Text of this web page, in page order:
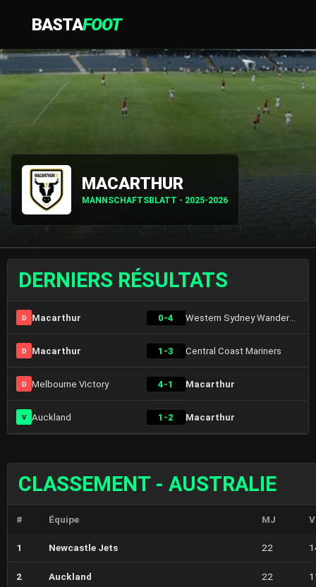
BASTAFOOT
MACARTHUR
MANNSCHAFTSBLATT - 2025-2026
DERNIERS RÉSULTATS
D Macarthur 0-4 Western Sydney Wanderers
D Macarthur 1-3 Central Coast Mariners
D Melbourne Victory 4-1 Macarthur
V Auckland 1-2 Macarthur
CLASSEMENT - AUSTRALIE
# Équipe MJ V
1 Newcastle Jets 22
2 Auckland 22